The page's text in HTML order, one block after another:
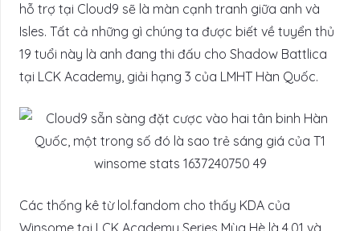
hỗ trợ tại Cloud9 sẽ là màn cạnh tranh giữa anh và
Isles. Tất cả những gì chúng ta được biết về tuyển thủ
19 tuổi này là anh đang thi đấu cho Shadow Battlica
tại LCK Academy, giải hạng 3 của LMHT Hàn Quốc.
Các thống kê từ lol.fandom cho thấy KDA của